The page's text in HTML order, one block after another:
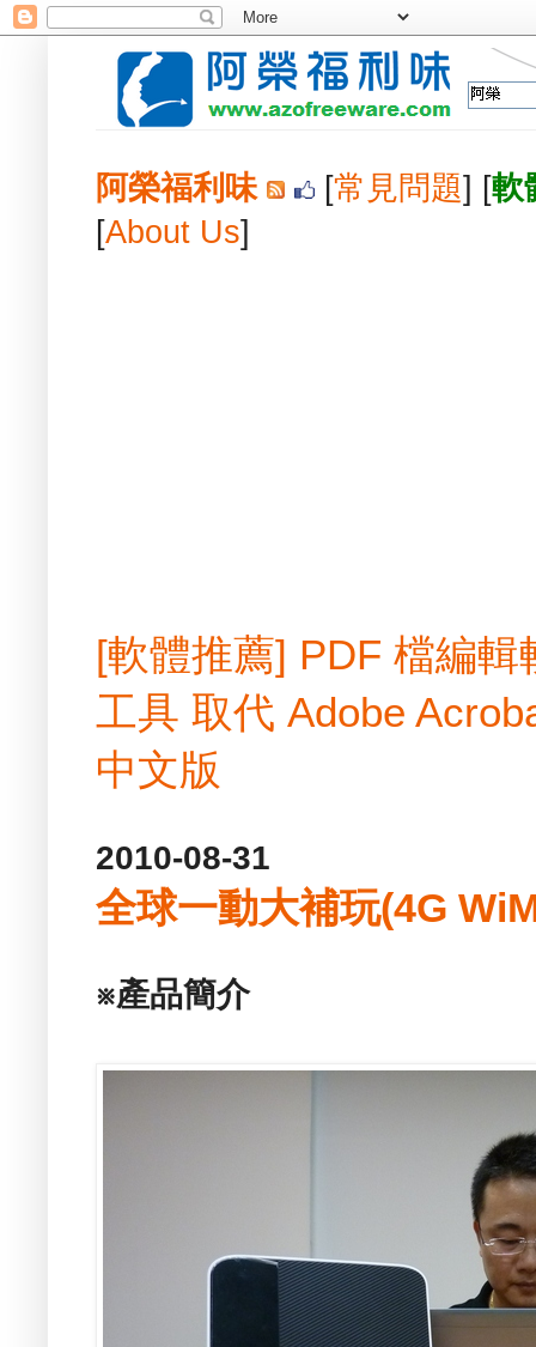
阿榮福利味 [常見問題] [軟
[About Us]
[軟體推薦] PDF 檔編
工具 取代 Adobe
中文版
2010-08-31
全球一動大補玩(4G
※產品簡介